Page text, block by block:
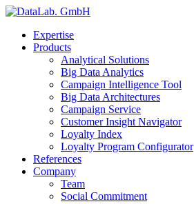
Expertise
Products
Analytical Solutions
Big Data Analytics
Campaign Intelligence Tool
Big Data Architectures
Campaign Service
Customer Insight Navigator
Loyalty Index
Loyalty Program Configurator
References
Company
Team
Social Commitment